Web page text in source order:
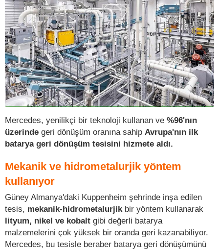
Mercedes, yenilikçi bir teknoloji kullanan ve %96'nın
üzerinde geri dönüşüm oranına sahip Avrupa'nın ilk
batarya geri dönüşüm tesisini hizmete aldı.
Mekanik ve hidrometalurjik yöntem
kullanıyor
Güney Almanya'daki Kuppenheim şehrinde inşa edilen
tesis, mekanik-hidrometalurjik bir yöntem kullanarak
lityum, nikel ve kobalt gibi değerli batarya
malzemelerini çok yüksek bir oranda geri kazanabiliyor.
Mercedes, bu tesisle beraber batarya geri dönüşümünü